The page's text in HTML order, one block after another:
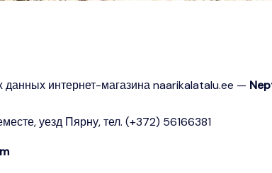
данных интернет-магазина naarikalatalu.ee —
уезд Пярну, тел. (+372) 56166381